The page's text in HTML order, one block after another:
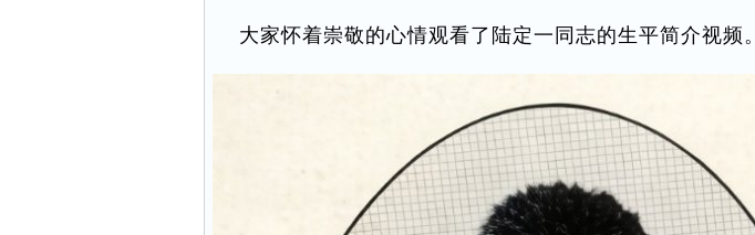
大家怀着崇敬的心情观看了陆定一同志的生平简介视频。